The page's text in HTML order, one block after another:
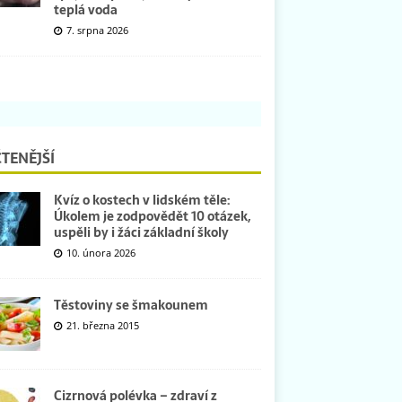
teplá voda
7. srpna 2026
Kvíz o kostech v lidském těle:
Úkolem je zodpovědět 10 otázek,
uspěli by i žáci základní školy
10. února 2026
Těstoviny se šmakounem
21. března 2015
Cizrnová polévka – zdraví z